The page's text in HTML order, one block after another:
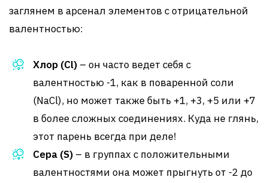
заглянем в арсенал элементов с отрицательной
валентностью:
Хлор (Cl) – он часто ведет себя с
валентностью -1, как в поваренной соли
(NaCl), но может также быть +1, +3, +5 или +7
в более сложных соединениях. Куда не глянь,
этот парень всегда при деле!
Сера (S) – в группах с положительными
валентностями она может прыгнуть от -2 до